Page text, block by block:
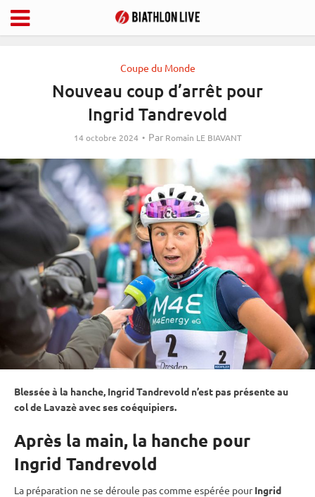
Coupe du Monde
Nouveau coup d’arrêt pour
Ingrid Tandrevold
14 octobre 2024 Par Romain LE BIAVANT
Blessée à la hanche, Ingrid Tandrevold n’est pas présente au
col de Lavazè avec ses coéquipiers.
Après la main, la hanche pour
Ingrid Tandrevold
La préparation ne se déroule pas comme espérée pourIngrid